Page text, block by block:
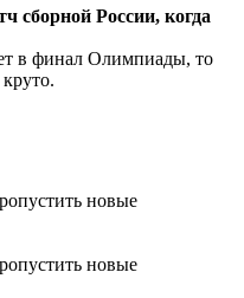
сборной России, когда
в финал Олимпиады, то
новые
новые